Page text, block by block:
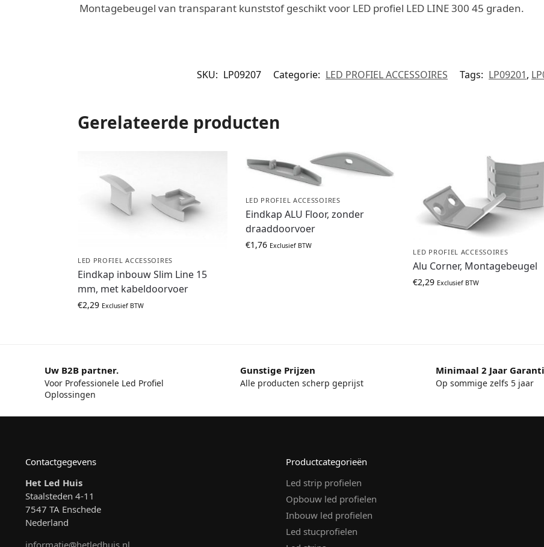
Montagebeugel van transparant kunststof geschikt voor LED profiel LED LINE 300 45 graden.
SKU: LP09207 Categorie: LED PROFIEL ACCESSOIRES Tags: LP09201,
Gerelateerde producten
LED PROFIEL ACCESSOIRES
Eindkap inbouw Slim Line 15
mm, met kabeldoorvoer
€2,29 Exclusief BTW
LED PROFIEL ACCESSOIRES
Eindkap ALU Floor, zonder
draaddoorvoer
€1,76 Exclusief BTW
LED PROFIEL ACCESSOIRES
Alu Corner, Montagebeugel
€2,29 Exclusief BTW
Uw B2B partner.
Voor Professionele Led Profiel
Oplossingen
Gunstige Prijzen
Alle producten scherp geprijst
Minimaal 2 Jaar
Op sommige zelfs 5 jaar
Contactgegevens
Het Led Huis
Staalsteden 4-11
7547 TA Enschede
Nederland
informatie@hetledhuis.nl
Productcategorieën
Led strip profielen
Opbouw led profielen
Inbouw led profielen
Led stucprofielen